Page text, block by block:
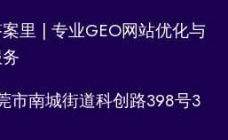
里 | 专业GEO网站优化与
市南城街道科创路398号3